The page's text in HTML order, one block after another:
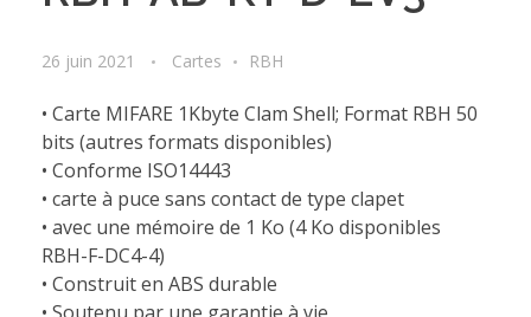
26 juin 2021 Cartes RBH
• Carte MIFARE 1Kbyte Clam Shell; Format RBH 50
bits (autres formats disponibles)
• Conforme ISO14443
• carte à puce sans contact de type clapet
• avec une mémoire de 1 Ko (4 Ko disponibles
RBH-F-DC4-4)
• Construit en ABS durable
• Soutenu par une garantie à vie